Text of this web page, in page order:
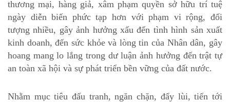
thương mại, hàng giả, xâm phạm quyền sở hữu trí tuệ
ngày diễn biến phức tạp hơn với phạm vi rộng, đối
tượng nhiều, gây ảnh hưởng xấu đến tình hình sản xuất
kinh doanh, đến sức khỏe và lòng tin của Nhân dân, gây
hoang mang lo lắng trong dư luận ảnh hưởng đến trật tự
an toàn xã hội và sự phát triển bền vững của đất nước.
Nhằm mục tiêu đấu tranh, ngăn chặn, đẩy lùi, tiến tới